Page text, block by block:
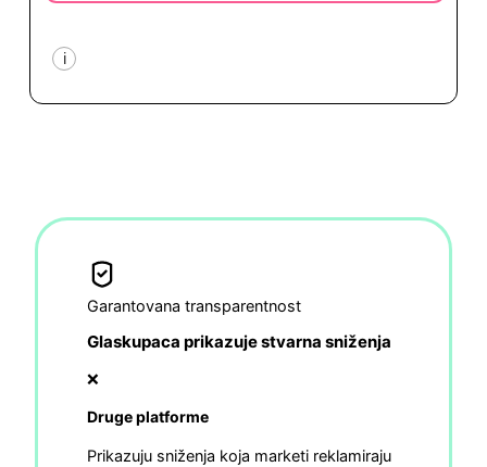
i
Garantovana transparentnost
Glaskupaca prikazuje stvarna sniženja
❌
Druge platforme
Prikazuju sniženja koja marketi reklamiraju